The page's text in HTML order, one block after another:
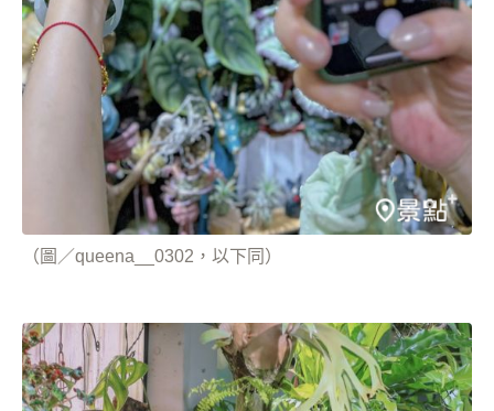
（圖／queena__0302，以下同）